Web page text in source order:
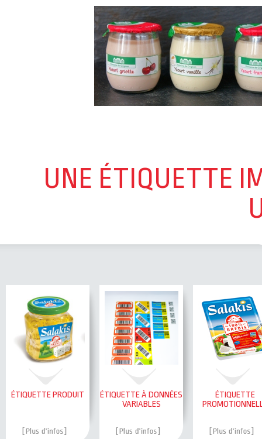
UNE ÉTIQUETTE
ÉTIQUETTE PRODUIT
ÉTIQUETTE À DONNÉES
VARIABLES
ÉTIQUETTE